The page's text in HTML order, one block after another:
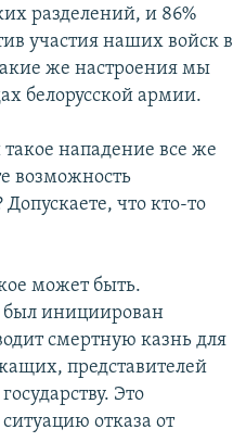
разделений, и 86%
участия наших войск в
же настроения мы
белорусской армии.
такое нападение все же
возможность
что кто-то
может быть.
был инициирован
смертную казнь для
представителей
Это
отказа от